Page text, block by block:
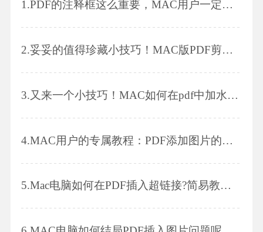
1.PDF的注释框这么重要，MAC用户一定要学会!
2.妥妥的值得珍藏小技巧！MAC版PDF剪裁～
3.又来一个小技巧！MAC如何在pdf中加水印，记好咯～
4.MAC用户的专属教程：PDF添加图片的小技巧
5.Mac电脑如何在PDF插入超链接?简易教程来了!